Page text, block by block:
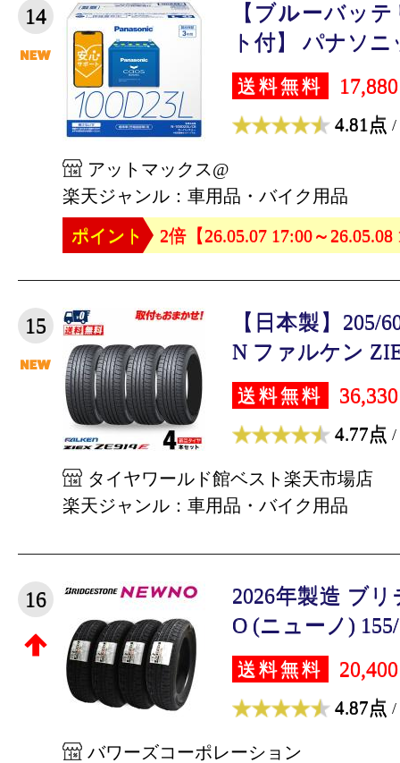
14
【ブルーバッ
ト付】 パナソニ
送料無料
4.81点 /
アットマックス@
楽天ジャンル：車用品・バイク用品
ポイント
2倍【26.05.07 17:00～26.05.08
15
【日本製】205/
N ファルケン
送料無料
4.77点 /
タイヤワールド館ベスト楽天市場店
楽天ジャンル：車用品・バイク用品
16
2026年製造 ブ
O (ニューノ)
送料無料
4.87点 /
バワーズコーポレーション